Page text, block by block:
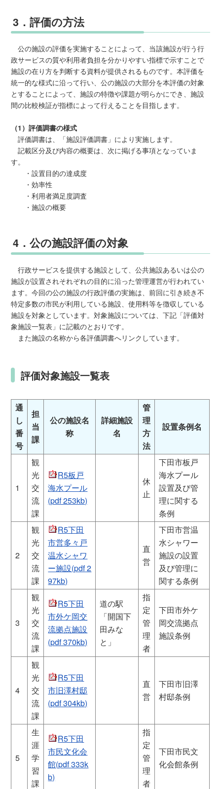
3．評価の方法
公の施設の評価を実施することによって、当該施設が行う行
政サービスの質や利用者負担を分かりやすい指標で示すことで
施設の在り方を判断する資料が提供されるものです。本評価を
統一的な様式に沿って行い、公の施設の大部分を本評価の対象
とすることによって、施設の特徴や課題が明らかにでき、施設
間の比較検証が指標によって行えることを目指します。
（1）評価調書の様式
評価調書は、「施設評価調書」により実施します。
記載区分及び内容の概要は、次に掲げる事項となっていま
す。
・設置目的の達成度
・効率性
・利用者満足度調査
・施設の概要
4．公の施設評価の対象
行政サービスを提供する施設として、公共施設あるいは公の
施設が設置されそれぞれの目的に沿った管理運営が行われてい
ます。今回の公の施設の行政評価の実施は、前回に引き続き不
特定多数の市民が利用している施設、使用料等を徴収している
施設を対象としています。対象施設については、下記「評価対
象施設一覧表」に記載のとおりです。
また施設の名称から各評価調書へリンクしています。
評価対象施設一覧表
通
し
番
号
担
当
課
公の施設名
称
詳細施設
名
管
理
方
法
設置条例名
1
観
光
交
流
課
R5板戸
海水プール
(pdf 253kb)
休
止
下田市板戸
海水プール
設置及び管
理に関する
条例
2
観
光
交
流
課
R5下田
市営多々戸
温水シャワ
ー施設(pdf 2
97kb)
直
営
下田市営温
水シャワー
施設の設置
及び管理に
関する条例
3
観
光
交
流
課
R5下田
市外ケ岡交
流拠点施設
(pdf 370kb)
道の駅
「開国下
田みな
と」
指
定
管
理
者
下田市外ケ
岡交流拠点
施設条例
4
観
光
交
流
課
R5下田
市旧澤村邸
(pdf 304kb)
直
営
下田市旧澤
村邸条例
5
生
涯
学
習
課
R5下田
市民文化会
館(pdf 333k
b)
指
定
管
理
者
下田市民文
化会館条例